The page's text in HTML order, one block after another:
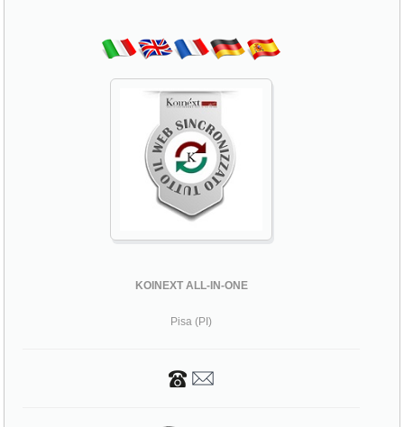
KOINEXT ALL-IN-ONE
Pisa (PI)